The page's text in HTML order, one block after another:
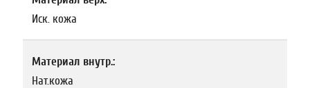
Иск. кожа
Материал внутр.:
Нат.кожа